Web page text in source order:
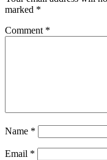
marked *
Comment *
Name *
Email *